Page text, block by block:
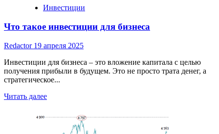
Инвестиции
Что такое инвестиции для бизнеса
Redactor 19 апреля 2025
Инвестиции для бизнеса – это вложение капитала с целью
получения прибыли в будущем. Это не просто трата денег, а
стратегическое...
Читать далееRead
такое